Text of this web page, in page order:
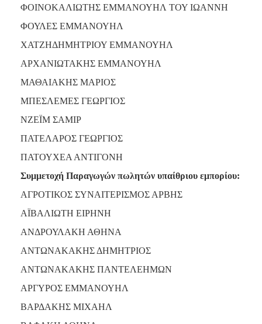
ΦΟΙΝΟΚΑΛΙΩΤΗΣ ΕΜΜΑΝΟΥΗΛ ΤΟΥ ΙΩΑΝΝΗ
ΦΟΥΛΕΣ ΕΜΜΑΝΟΥΗΛ
ΧΑΤΖΗΔΗΜΗΤΡΙΟΥ ΕΜΜΑΝΟΥΗΛ
ΑΡΧΑΝΙΩΤΑΚΗΣ ΕΜΜΑΝΟΥΗΛ
ΜΑΘΑΙΑΚΗΣ ΜΑΡΙΟΣ
ΜΠΕΣΛΕΜΕΣ ΓΕΩΡΓΙΟΣ
ΝΖΕΪΜ ΣΑΜΙΡ
ΠΑΤΕΛΑΡΟΣ ΓΕΩΡΓΙΟΣ
ΠΑΤΟΥΧΕΑ ΑΝΤΙΓΟΝΗ
Συμμετοχή Παραγωγών πωλητών υπαίθριου εμπορίου:
ΑΓΡΟΤΙΚΟΣ ΣΥΝΑΙΤΕΡΙΣΜΟΣ ΑΡΒΗΣ
ΑΪΒΑΛΙΩΤΗ ΕΙΡΗΝΗ
ΑΝΔΡΟΥΛΑΚΗ ΑΘΗΝΑ
ΑΝΤΩΝΑΚΑΚΗΣ ΔΗΜΗΤΡΙΟΣ
ΑΝΤΩΝΑΚΑΚΗΣ ΠΑΝΤΕΛΕΗΜΩΝ
ΑΡΓΥΡΟΣ ΕΜΜΑΝΟΥΗΛ
ΒΑΡΔΑΚΗΣ ΜΙΧΑΗΛ